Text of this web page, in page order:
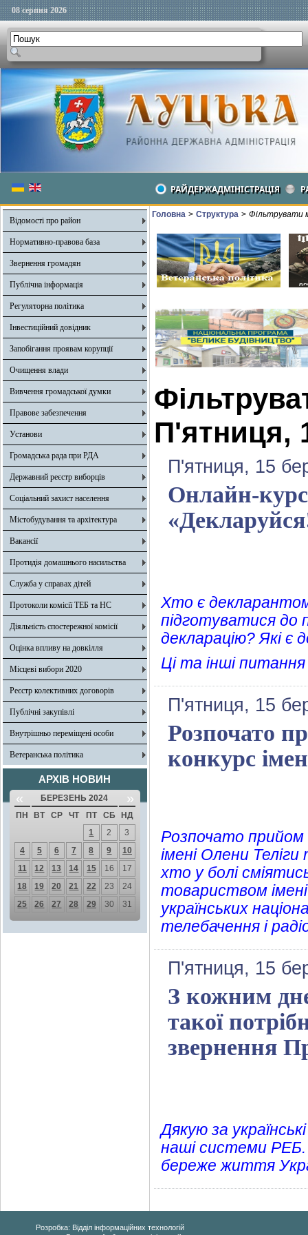
08 серпня 2026
РАЙДЕРЖАДМІНІСТРАЦІЯ
Відомості про район
Нормативно-правова база
Звернення громадян
Публічна інформація
Регуляторна політика
Інвестиційний довідник
Запобігання проявам корупції
Очищення влади
Вивчення громадської думки
Правове забезпечення
Установи
Громадська рада при РДА
Державний реєстр виборців
Соціальний захист населення
Містобудування та архітектура
Вакансії
Протидія домашнього насильства
Служба у справах дітей
Протоколи комісії ТЕБ та НС
Діяльність спостережної комісії
Оцінка впливу на довкілля
Місцеві вибори 2020
Реєстр колективних договорів
Публічні закупівлі
Внутрішньо переміщені особи
Ветеранська політика
АРХІВ НОВИН
« БЕРЕЗЕНЬ 2024 »
ПН ВТ СР ЧТ ПТ СБ
НД
1
2
3
4
5 6 7 8 9
10
11
12 13 14 15 16
17
18
19 20 21 22 23
24
25
26 27 28 29 30 31
Головна > Структура > Фільтрувати
П'ятниця,
П'ятниця, 15
Онлайн-
Хто є
підготуватися до
декларацію? Які є
Ці та інші
П'ятниця, 15
Розпочато
конкурс
Розпочато прийом
імені Олени
хто у болі
товариством
українських
телебачення і
П'ятниця, 15
З кожним
такої
звернення
Дякую за
наші системи
береже життя
Розробка: Відділ інформаційних технологій